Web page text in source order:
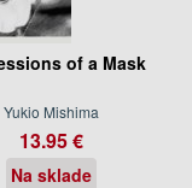
of a Mask
Yukio Mishima
13.95 €
Na sklade